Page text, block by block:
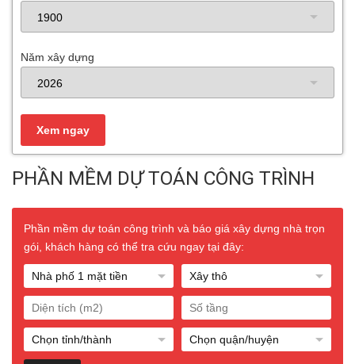
Năm xây dựng
PHẦN MỀM DỰ TOÁN CÔNG TRÌNH
Phần mềm dự toán công trình và báo giá xây dựng nhà trọn
gói, khách hàng có thể tra cứu ngay tại đây: